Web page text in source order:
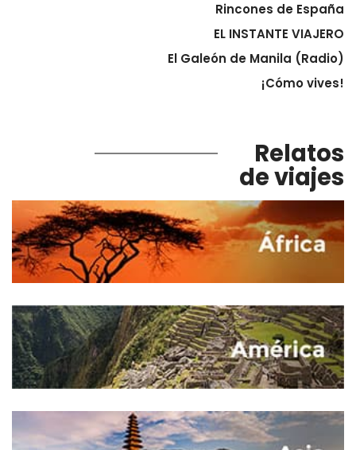
Rincones de España
EL INSTANTE VIAJERO
El Galeón de Manila (Radio)
¡Cómo vives!
Relatos
de viajes